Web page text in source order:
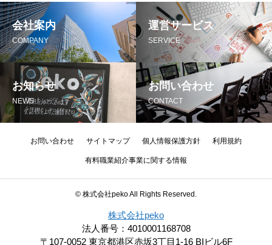
会社案内
COMPANY
運営サービス
SERVICE
お知らせ
NEWS
お問い合わせ
CONTACT
お問い合わせ サイトマップ 個人情報保護方針 利用規約
有料職業紹介事業に関する情報
© 株式会社peko All Rights Reserved.
株式会社peko
法人番号：4010001168708
〒107-0052 東京都港区赤坂3丁目1-16 BIビル6F